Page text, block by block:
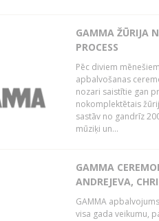
GAMMA ŽŪRIJA
PROCESS
Pēc diviem
apbalvošanas
nozari saistītie gan
nokomplektētais
sastāv no gandrīz
mūziķi un...
GAMMA
ANDREJEVA,
GAMMA
visa gada veikumu,